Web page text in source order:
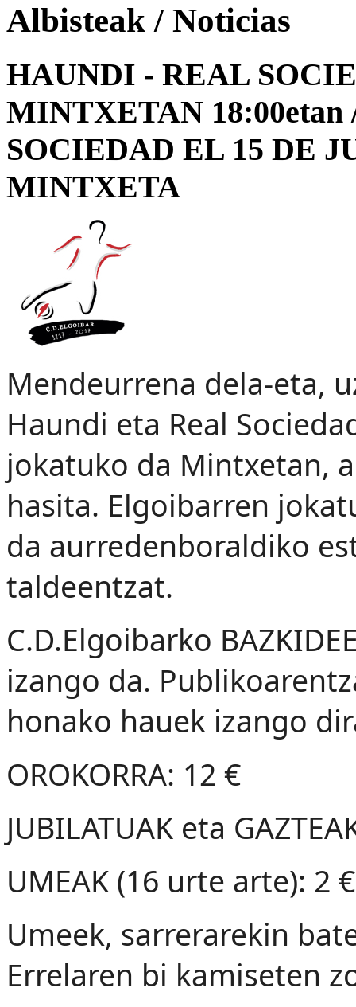
Albisteak / Noticias
HAUNDI - REAL
MINTXETAN
SOCIEDAD EL 15 DE
MINTXETA
Mendeurrena dela-eta,
Haundi eta Real
jokatuko da Mintxetan,
hasita. Elgoibarren
da aurredenboraldiko
taldeentzat.
C.D.Elgoibarko
izango da.
honako hauek izango
OROKORRA: 12 €
JUBILATUAK eta
UMEAK (16 urte arte): 2 €
Umeek, sarrerarekin
Errelaren bi kamiseten